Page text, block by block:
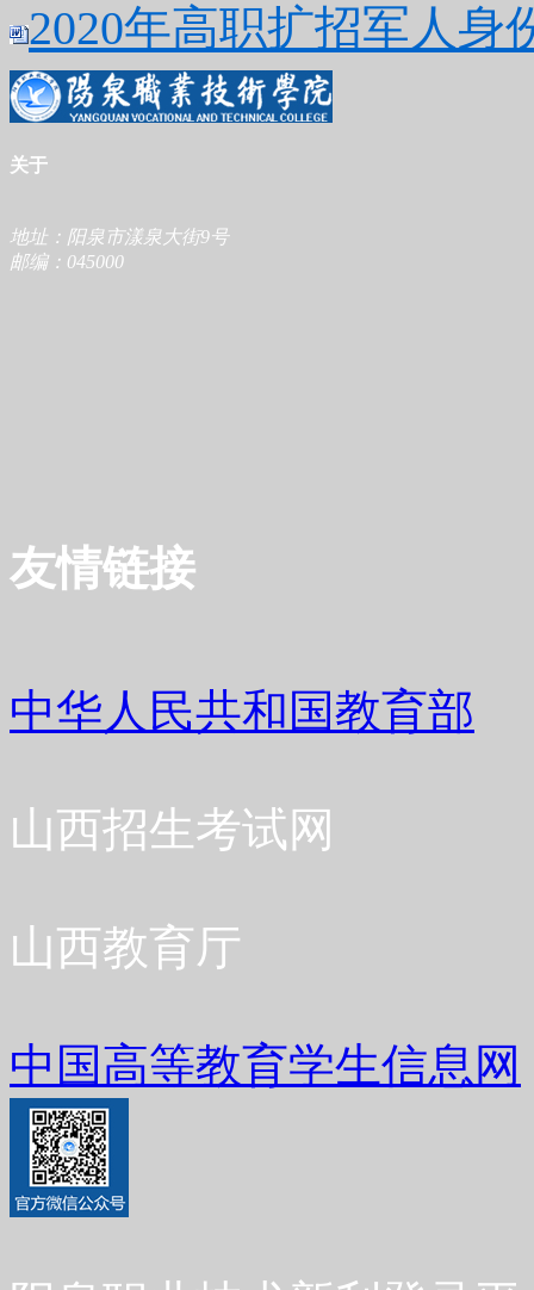
2020年高职扩招军人身
关于
地址：阳泉市漾泉大街9号
邮编：045000
友情链接
中华人民共和国教育部
山西招生考试网
山西教育厅
中国高等教育学生信息网